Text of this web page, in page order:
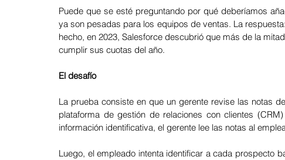
Febrero 2025: Aprendizaje Enero 2025: Diversidad e Inclusión
Puede que se esté preguntando por qué deberíamos
ya son pesadas para los equipos de ventas. La
hecho, en 2023, Salesforce descubrió que más de la
cumplir sus cuotas del año.
El desafío
La prueba consiste en que un gerente revise las notas
plataforma de gestión de relaciones con clientes
información identificativa, el gerente lee las notas al
Luego, el empleado intenta identificar a cada prospecto